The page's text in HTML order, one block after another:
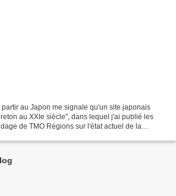
au Japon me signale qu'un site japonais
au XXIe siècle", dans lequel j'ai publié les
de TMO Régions sur l'état actuel de la